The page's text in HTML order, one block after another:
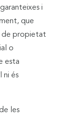
i
que
de propietat
o
esta
és
les